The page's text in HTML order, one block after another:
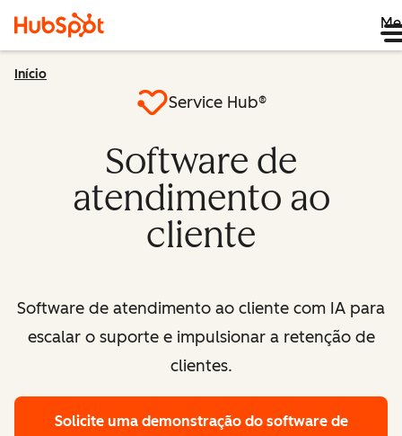
Início
Service Hub®
Software de
atendimento ao
cliente
Software de atendimento ao cliente com IA para
escalar o suporte e impulsionar a retenção de
clientes.
Solicite uma demonstração do software de